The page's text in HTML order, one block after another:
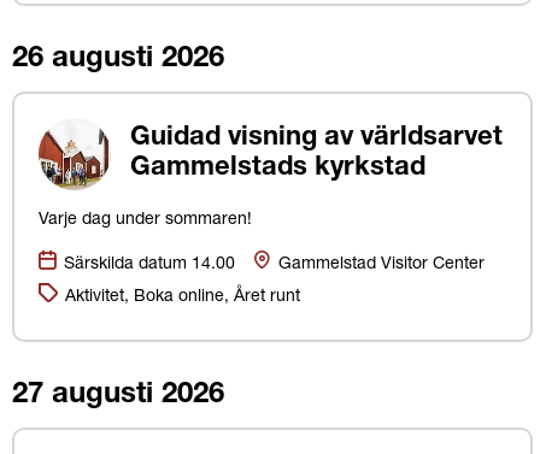
26 augusti 2026
Guidad visning av världsarvet
Gammelstads kyrkstad
Varje dag under sommaren!
Datum:
Särskilda datum 14.00 Plats
Gammelstad Visitor Center
Kategorier:
Aktivitet, Boka online, Året runt
27 augusti 2026